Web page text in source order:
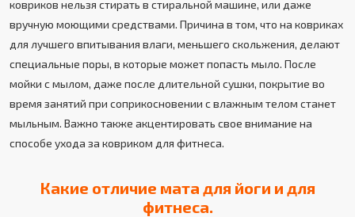
ковриков нельзя стирать в стиральной машине, или даже
вручную моющими средствами. Причина в том, что на ковриках
для лучшего впитывания влаги, меньшего скольжения, делают
специальные поры, в которые может попасть мыло. После
мойки с мылом, даже после длительной сушки, покрытие во
время занятий при соприкосновении с влажным телом станет
мыльным. Важно также акцентировать свое внимание на
способе ухода за ковриком для фитнеса.
Какие отличие мата для йоги и для
фитнеса.